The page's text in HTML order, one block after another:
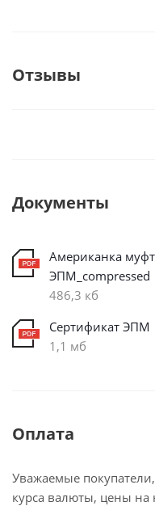
Отзывы
Документы
Американка
ЭПМ_compressed
486,3 кб
Сертификат ЭПМ
1,1 мб
Оплата
Уважаемые
курса валюты, цены на